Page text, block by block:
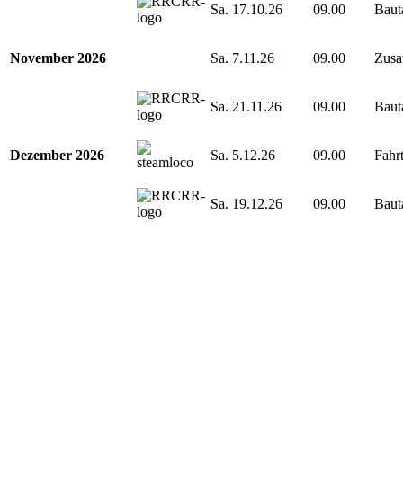
Sa. 17.10.26 09.00
November 2026 Sa. 7.11.26 09.00
Sa. 21.11.26 09.00
Dezember 2026 Sa. 5.12.26 09.00
Sa. 19.12.26 09.00